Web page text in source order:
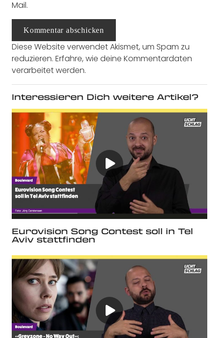
Mail.
Kommentar abschicken
Diese Website verwendet Akismet, um Spam zu
reduzieren. Erfahre, wie deine Kommentardaten
verarbeitet werden.
Interessieren Dich weitere Artikel?
Eurovision Song Contest soll in Tel
Aviv stattfinden